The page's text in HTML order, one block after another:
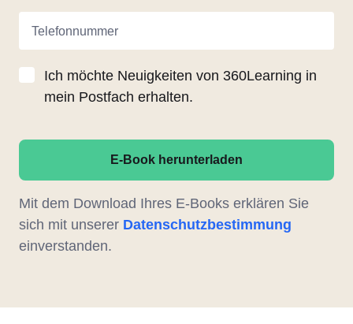
Telefonnummer
Ich möchte Neuigkeiten von 360Learning in
mein Postfach erhalten.
E-Book herunterladen
Mit dem Download Ihres E-Books erklären Sie
sich mit unserer Datenschutzbestimmung
einverstanden.